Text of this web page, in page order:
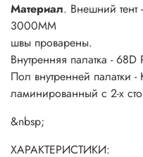
Кол-во входов
2
Наличие
тамбура&nbsp;
Основные дуги
каркаса
DIA.
Материал. Внешний тент
3000MM
швы проварены.
Внутренняя палатка -
Пол внутренней палатки
ламинированный с 2-х
&nbsp;
ХАРАКТЕРИСТИКИ: